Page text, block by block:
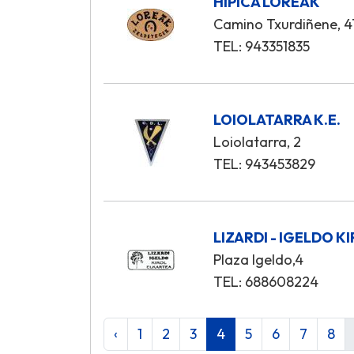
Camino Txurdiñene,
TEL: 943351835
LOIOLATARRA K.E.
Loiolatarra, 2
TEL: 943453829
LIZARDI - IGELDO
Plaza Igeldo,4
TEL: 688608224
‹ 1 2 3 4 5 6 7 8